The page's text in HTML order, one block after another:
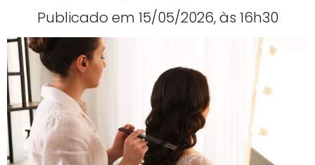
Publicado em 15/05/2026, às 16h30